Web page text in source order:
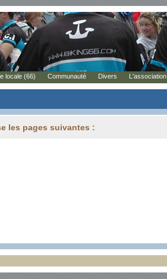
les pages suivantes :
locale (66) Communauté Divers L'association